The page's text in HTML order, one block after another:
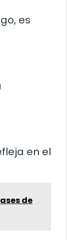
es
en el
de